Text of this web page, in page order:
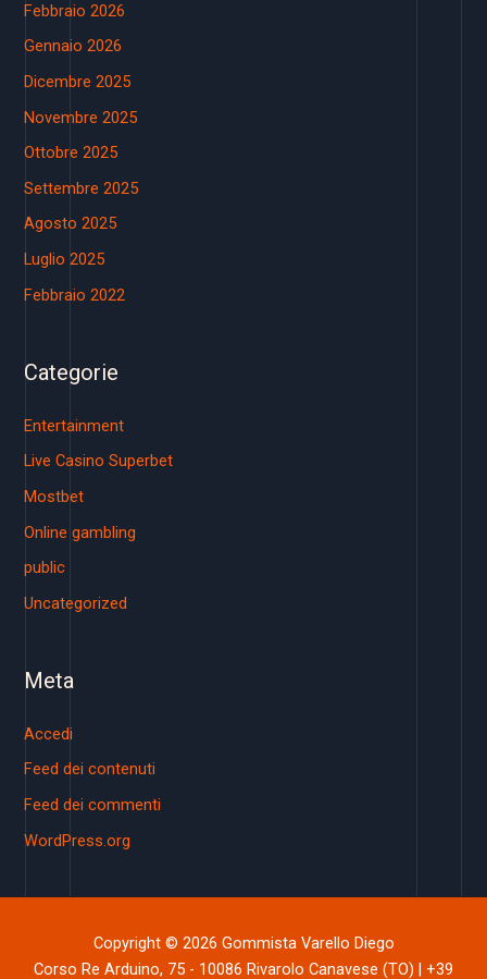
Febbraio 2026
Gennaio 2026
Dicembre 2025
Novembre 2025
Ottobre 2025
Settembre 2025
Agosto 2025
Luglio 2025
Febbraio 2022
Categorie
Entertainment
Live Casino Superbet
Mostbet
Online gambling
public
Uncategorized
Meta
Accedi
Feed dei contenuti
Feed dei commenti
WordPress.org
Copyright © 2026 Gommista Varello Diego
Corso Re Arduino, 75 - 10086 Rivarolo Canavese (TO) | +39